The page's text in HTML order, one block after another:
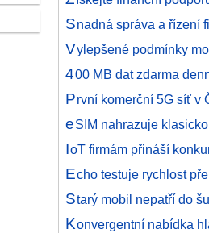
Snadná správa a řízení
Vylepšené podmínky
400 MB dat zdarma
První komerční 5G síť v
eSIM nahrazuje
IoT firmám přináší
Echo testuje rychlost
Starý mobil nepatří do
Konvergentní nabídka